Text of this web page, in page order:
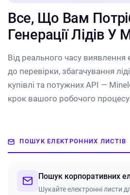
Все, Що Вам
Генерації Лідів У
Від реального часу виявлення
до перевірки, збагачування
купівлі та потужних API —
крок вашого робочого процесу.
ПОШУК ЕЛЕКТРОННИХ ЛИСТІВ
Пошук корпоративних
Шукайте електронні листи